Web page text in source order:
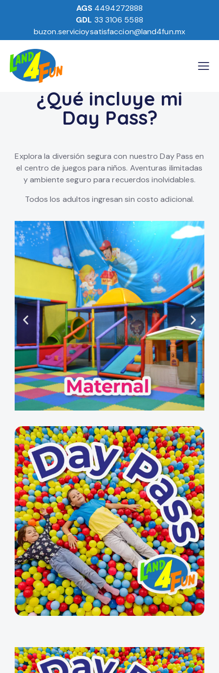
AGS 4494272888
GDL 33 3106 5588
buzon.servicioysatisfaccion@land4fun.mx
¿Qué incluye mi
Day Pass?
Explora la diversión segura con nuestro Day Pass en
el centro de juegos para niños. Aventuras ilimitadas
y ambiente seguro para recuerdos inolvidables.
Todos los adultos ingresan sin costo adicional.